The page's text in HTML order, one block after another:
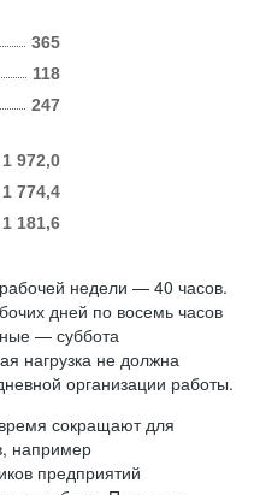
365
247
118
1 972,0
1 774,4
1 181,6
недели — 40 часов.
дней по восемь часов
— суббота
нагрузка не должна
организации работы.
сокращают для
например
предприятий